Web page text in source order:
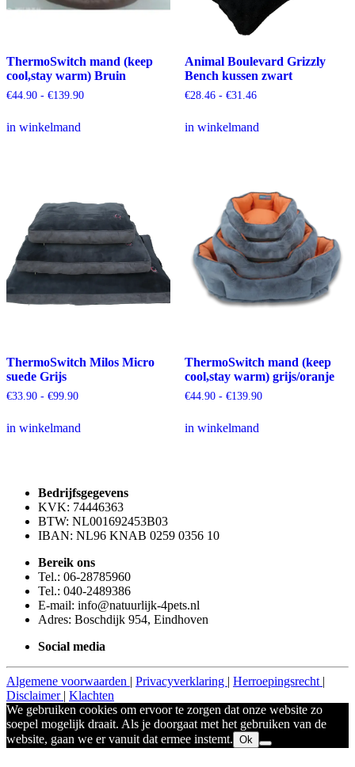
ThermoSwitch mand (keep
cool,stay warm) Bruin
€44.90 - €139.90Prijsklasse:
in winkelmandproduct
kan
gekozen
worden
de
Animal Boulevard Grizzly
Bench kussen zwart
€28.46 - €31.46Prijsklasse:
tot
€31.46
in winkelmandproduct
optie
kan
gekozen
worden
op
de
productpagina
ThermoSwitch Milos Micro
suede Grijs
€33.90 - €99.90Prijsklasse:
tot
€99.90
in winkelmandproduct
optie
kan
gekozen
worden
de
productpagina
ThermoSwitch mand (keep
cool,stay warm) grijs/oranje
€44.90 - €139.90Prijsklasse:
in winkelmandproduct
Bedrijfsgegevens
KVK: 74446363
BTW: NL001692453B03
IBAN: NL96 KNAB 0259 0356 10
Bereik ons
Tel.: 06-28785960
Tel.: 040-2489386
E-mail: info@natuurlijk-4pets.nl
Adres: Boschdijk 954, Eindhoven
Social media
Algemene voorwaarden | Privacyverklaring | Herroepingsrecht |
Disclaimer | Klachten
We gebruiken cookies om ervoor te zorgen dat onze website zo
soepel mogelijk draait. Als je doorgaat met het gebruiken van de
website, gaan we er vanuit dat ermee instemt. Ok